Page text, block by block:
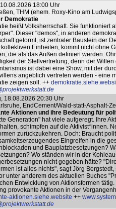
18:00 Uhr
THM (ehem. Roxy-Kino am
Demokratie
heißt Volksherrschaft. Sie funktioniert
Dieser "demos", in anderen
geformt, ist zentraler Baustein der
Einheiten, kommt nicht ohne
die als das Außen definiert werden.
der Stellvertretung, denn der
ist dabei eine Show, mit der
angeblich vertreten werden - eine
zeigen soll. ++
18.08.2026 20:30 Uhr
EndCement/Wald-statt-Asphalt-
Aktionen und ihre Bedeutung für
Generation" hat viele aufgeregt. Ihre
schimpfen auf die Aktivist*innen.
zurückzukehren. Doch: Braucht
Eingreifen in die
und Bauplatzbesetzungen?
Wo ständen wir in der
nicht gegeben hätte?
ist alles nichts", sagt Jörg
unter anderem des aktuellen Buches
Entwicklung von Aktionsformen
provokante Aktionen in der
aktionen.siehe.website ++